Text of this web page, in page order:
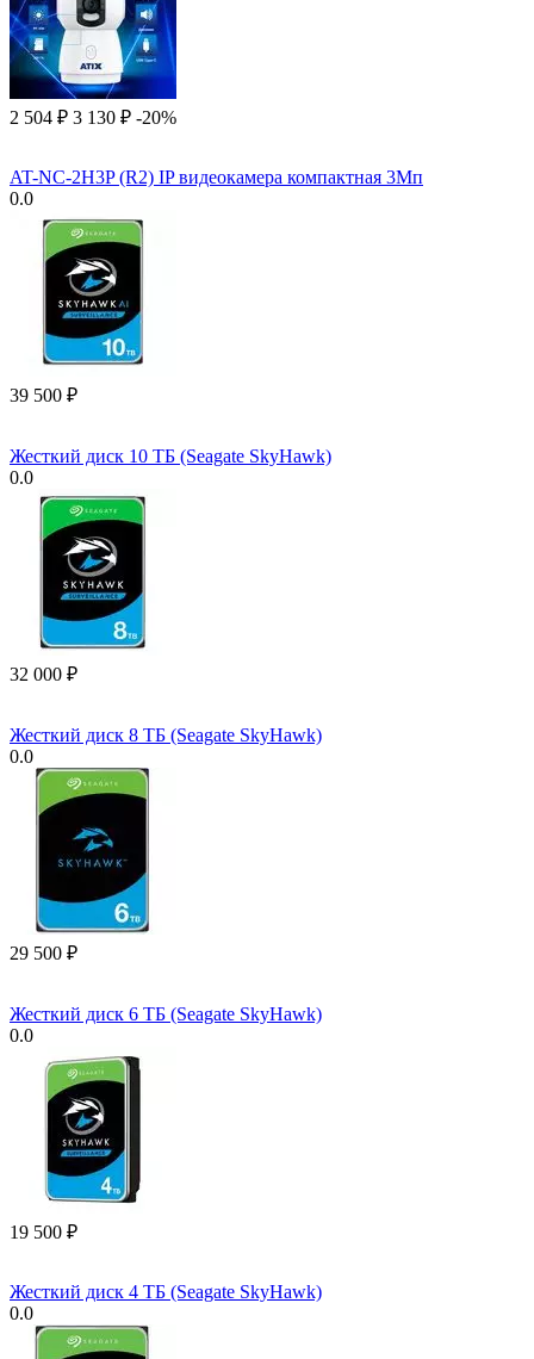
2 504 ₽ 3 130 ₽ -20%
AT-NC-2H3P (R2) IP видеокамера компактная 3Мп
0.0
39 500 ₽
Жесткий диск 10 ТБ (Seagate SkyHawk)
0.0
32 000 ₽
Жесткий диск 8 ТБ (Seagate SkyHawk)
0.0
29 500 ₽
Жесткий диск 6 ТБ (Seagate SkyHawk)
0.0
19 500 ₽
Жесткий диск 4 ТБ (Seagate SkyHawk)
0.0